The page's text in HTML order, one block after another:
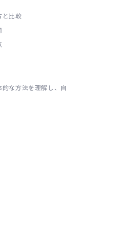
と比較
な方法を理解し、自